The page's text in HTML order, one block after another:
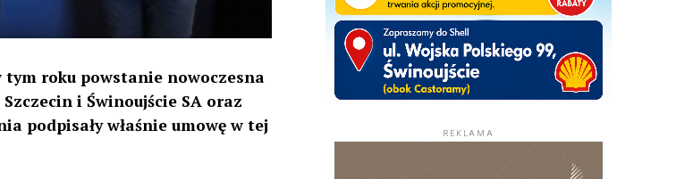
tym roku powstanie nowoczesna
i Świnoujście SA oraz
podpisały właśnie umowę w tej
REKLAMA